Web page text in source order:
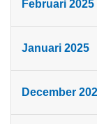
Februari 2025
Januari 2025
December